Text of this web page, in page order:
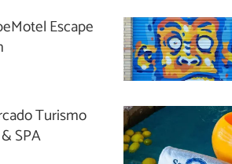
Escape
Turismo
SPA